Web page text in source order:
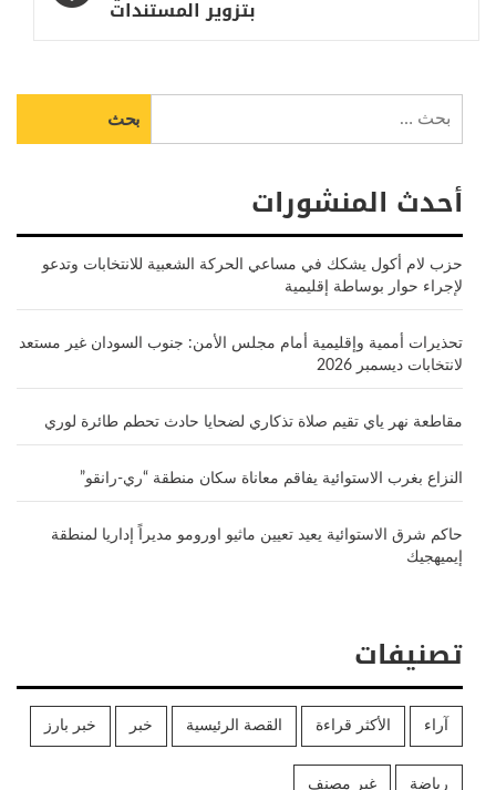
بتزوير المستندات
عن:
أحدث المنشورات
حزب لام أكول يشكك في مساعي الحركة الشعبية للانتخابات وتدعو
لإجراء حوار بوساطة إقليمية
تحذيرات أممية وإقليمية أمام مجلس الأمن: جنوب السودان غير مستعد
لانتخابات ديسمبر 2026
مقاطعة نهر ياي تقيم صلاة تذكاري لضحايا حادث تحطم طائرة لوري
النزاع بغرب الاستوائية يفاقم معاناة سكان منطقة “ري-رانقو”
حاكم شرق الاستوائية يعيد تعيين ماثيو اورومو مديراً إداريا لمنطقة
إيميهجيك
تصنيفات
آراء الأكثر قراءة القصة الرئيسية خبر خبر بارز
رياضة غير مصنف